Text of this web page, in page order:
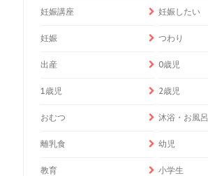
妊娠講座 妊娠したい
妊娠 つわり
出産 0歳児
1歳児 2歳児
おむつ 沐浴・お風呂
離乳食 幼児
教育 小学生